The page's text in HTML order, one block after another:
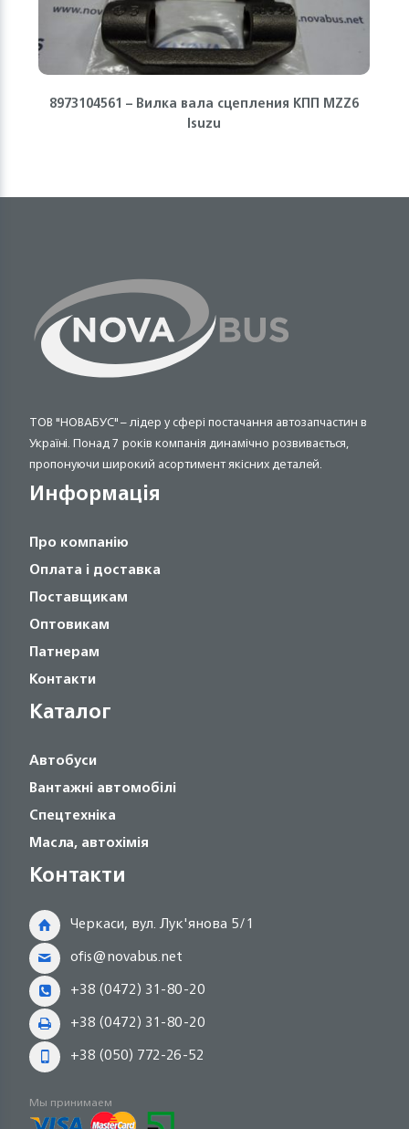
8973104561 – Вилка вала сцепления КПП MZZ6
Isuzu
ТОВ "НОВАБУС" – лідер у сфері постачання автозапчастин в
Україні. Понад 7 років компанія динамічно розвивається,
пропонуючи широкий асортимент якісних деталей.
Информація
Про компанію
Оплата і доставка
Поставщикам
Оптовикам
Патнерам
Контакти
Каталог
Автобуси
Вантажні автомобілі
Спецтехніка
Масла, автохімія
Контакти
Черкаси, вул. Лук'янова 5/1
ofis@novabus.net
+38 (0472) 31-80-20
+38 (0472) 31-80-20
+38 (050) 772-26-52
Мы принимаем